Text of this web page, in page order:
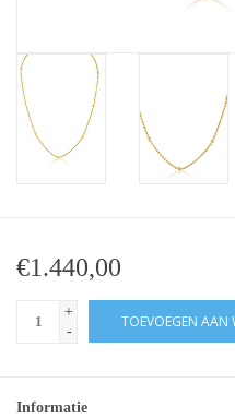
Man Ringen
Merken
Lab diamanten
€1.440,00
+
-
TOEVOEGEN AAN
Informatie